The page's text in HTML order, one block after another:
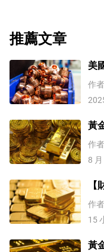
推薦文章
美
這
作者
黃
價
作者
8
協
跌
作者
15
黃